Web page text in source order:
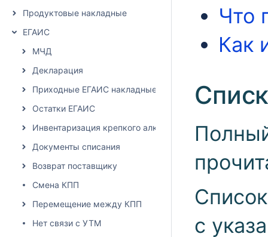
Продуктовые накладные
ЕГАИС
МЧД
Декларация
Приходные ЕГАИС накладные
Остатки ЕГАИС
Инвентаризация крепкого алкоголя
Документы списания
Возврат поставщику
Смена КПП
Перемещение между КПП
Нет связи с УТМ
Что
Как
с